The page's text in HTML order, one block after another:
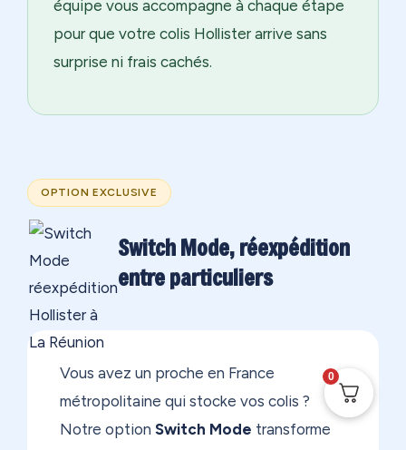
équipe vous accompagne à chaque étape
pour que votre colis Hollister arrive sans
surprise ni frais cachés.
OPTION EXCLUSIVE
Switch Mode, réexpédition
entre particuliers
Vous avez un proche en France
métropolitaine qui stocke vos colis ?
Notre option Switch Mode transforme
0